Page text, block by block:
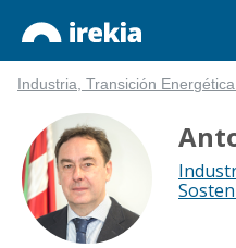
Industria, Transición